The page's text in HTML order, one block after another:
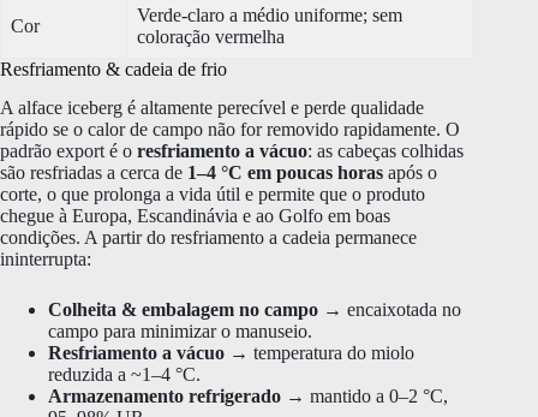
Cor
Verde-claro a médio uniforme; sem
coloração vermelha
Resfriamento & cadeia de frio
A alface iceberg é altamente perecível e perde qualidade
rápido se o calor de campo não for removido rapidamente. O
padrão export é o resfriamento a vácuo: as cabeças colhidas
são resfriadas a cerca de 1–4 °C em poucas horas após o
corte, o que prolonga a vida útil e permite que o produto
chegue à Europa, Escandinávia e ao Golfo em boas
condições. A partir do resfriamento a cadeia permanece
ininterrupta:
Colheita & embalagem no campo → encaixotada no
campo para minimizar o manuseio.
Resfriamento a vácuo → temperatura do miolo
reduzida a ~1–4 °C.
Armazenamento refrigerado → mantido a 0–2 °C,